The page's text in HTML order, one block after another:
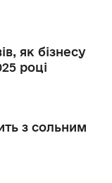
як бізнесу
році
з сольним